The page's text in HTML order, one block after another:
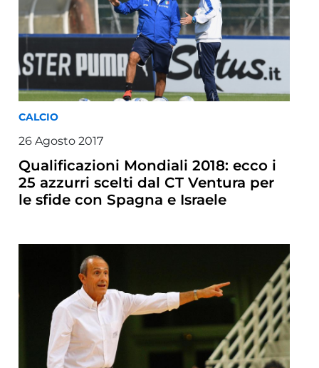
CALCIO
26 Agosto 2017
Qualificazioni Mondiali 2018: ecco i
25 azzurri scelti dal CT Ventura per
le sfide con Spagna e Israele